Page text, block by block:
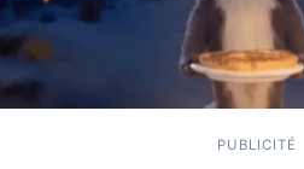
PUBLICITÉ